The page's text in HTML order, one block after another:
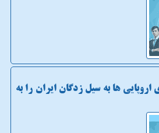
ها به سیل زدگان ایران را به